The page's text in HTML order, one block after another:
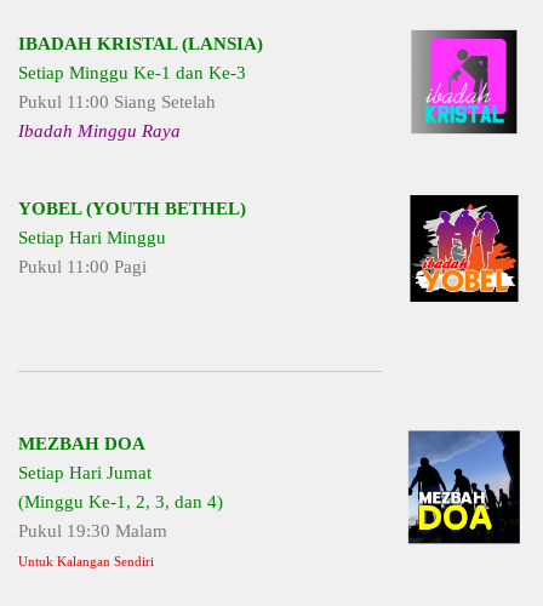
IBADAH KRISTAL (LANSIA)
Setiap Minggu Ke-1 dan Ke-3
Pukul 11:00 Siang Setelah
Ibadah Minggu Raya
YOBEL (YOUTH BETHEL)
Setiap Hari Minggu
Pukul 11:00 Pagi
MEZBAH DOA
Setiap Hari Jumat
(Minggu Ke-1, 2, 3, dan 4)
Pukul 19:30 Malam
Untuk Kalangan Sendiri